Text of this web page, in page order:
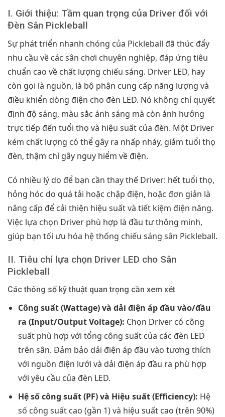
I. Giới thiệu: Tầm quan trọng của Driver đối với
Đèn Sân Pickleball
Sự phát triển nhanh chóng của Pickleball đã thúc đẩy
nhu cầu về các sân chơi chuyên nghiệp, đáp ứng tiêu
chuẩn cao về chất lượng chiếu sáng. Driver LED, hay
còn gọi là nguồn, là bộ phận cung cấp năng lượng và
điều khiển dòng điện cho đèn LED. Nó không chỉ quyết
định độ sáng, màu sắc ánh sáng mà còn ảnh hưởng
trực tiếp đến tuổi thọ và hiệu suất của đèn. Một Driver
kém chất lượng có thể gây ra nhấp nháy, giảm tuổi thọ
đèn, thậm chí gây nguy hiểm về điện.
Có nhiều lý do để bạn cần thay thế Driver: hết tuổi thọ,
hỏng hóc do quá tải hoặc chập điện, hoặc đơn giản là
nâng cấp để cải thiện hiệu suất và tiết kiệm điện năng.
Việc lựa chọn Driver phù hợp là đầu tư thông minh,
giúp bạn tối ưu hóa hệ thống chiếu sáng sân Pickleball.
II. Tiêu chí lựa chọn Driver LED cho Sân
Pickleball
Các thông số kỹ thuật quan trọng cần xem xét
Công suất (Wattage) và dải điện áp đầu vào/đầu
ra (Input/Output Voltage): Chọn Driver có công
suất phù hợp với tổng công suất của các đèn LED
trên sân. Đảm bảo dải điện áp đầu vào tương thích
với nguồn điện lưới và dải điện áp đầu ra phù hợp
với yêu cầu của đèn LED.
Hệ số công suất (PF) và Hiệu suất (Efficiency): Hệ
số công suất cao (gần 1) và hiệu suất cao (trên 90%)